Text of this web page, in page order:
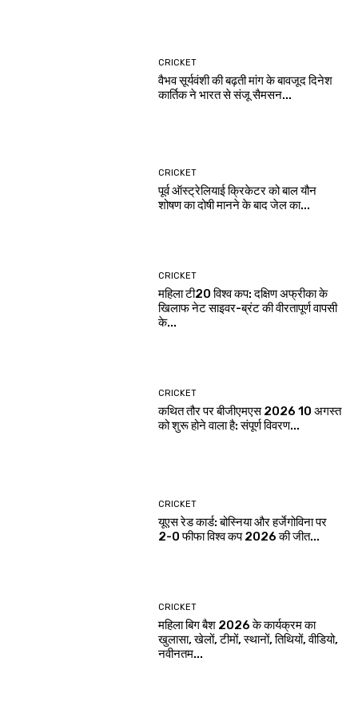
CRICKET
वैभव सूर्यवंशी की बढ़ती मांग के बावजूद दिनेश
कार्तिक ने भारत से संजू सैमसन...
CRICKET
पूर्व ऑस्ट्रेलियाई क्रिकेटर को बाल यौन
शोषण का दोषी मानने के बाद जेल का...
CRICKET
महिला टी20 विश्व कप: दक्षिण अफ्रीका के
खिलाफ नेट साइवर-ब्रंट की वीरतापूर्ण वापसी
के...
CRICKET
कथित तौर पर बीजीएमएस 2026 10 अगस्त
को शुरू होने वाला है: संपूर्ण विवरण...
CRICKET
यूएस रेड कार्ड: बोस्निया और हर्जेगोविना पर
2-0 फीफा विश्व कप 2026 की जीत...
CRICKET
महिला बिग बैश 2026 के कार्यक्रम का
खुलासा, खेलों, टीमों, स्थानों, तिथियों, वीडियो,
नवीनतम...